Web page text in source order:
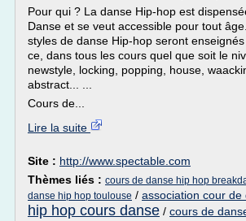
Pour qui ? La danse Hip-hop est
Danse et se veut accessible pour tout
styles de danse Hip-hop seront
ce, dans tous les cours quel que soit le
newstyle, locking, popping, house,
abstract... ...
Cours de...
Lire la suite
Site : http://www.spectable.com
Thèmes liés : cours de danse hip hop
danse hip hop toulouse / association cour de
hip hop cours danse / cours de